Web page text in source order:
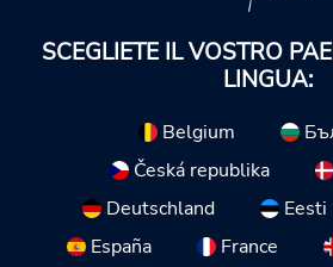
SCEGLIETE IL VOSTRO
LINGUA:
Belgium
Česká republika
Deutschland
Eesti
España
France